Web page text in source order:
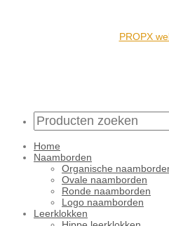
PROPX
Home
Naamborden
Organische
Ovale naamborden
Ronde naamborden
Logo naamborden
Leerklokken